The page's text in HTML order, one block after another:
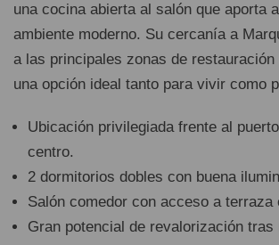
una cocina abierta al salón que aporta
ambiente moderno. Su cercanía a
a las principales zonas de
una opción ideal tanto para vivir como
Ubicación privilegiada frente al
centro.
2 dormitorios dobles con buena
Salón comedor con acceso a terraza
Gran potencial de revalorización tras